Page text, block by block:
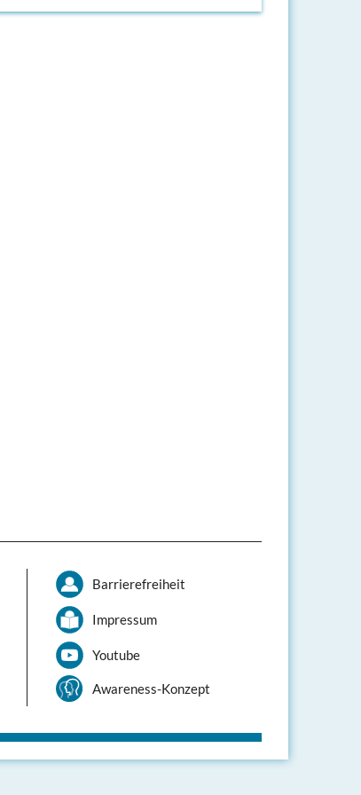
Barrierefreiheit
Impressum
Youtube
Awareness-Konzept